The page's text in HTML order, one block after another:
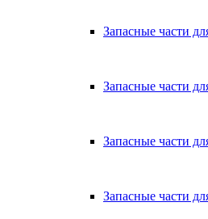
Запасные части
Запасные части
Запасные части
Запасные части